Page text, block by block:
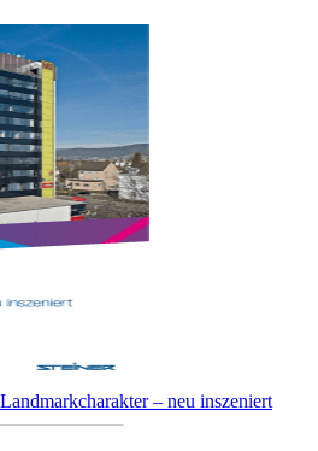
– neu inszeniert